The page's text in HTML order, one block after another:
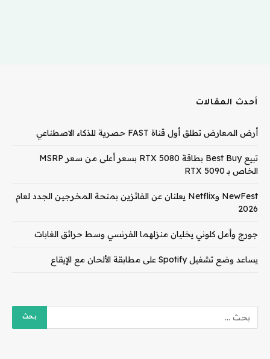
أحدث المقالات
أرض المعارض تطلق أول قناة FAST حصرية للذكاء الاصطناعي
تبيع Best Buy بطاقة RTX 5080 بسعر أعلى من سعر MSRP
الخاص بـ RTX 5090
NewFest وNetflix يعلنان عن الفائزين بمنحة المخرجين الجدد لعام
2026
جورج وأمل كلوني يخليان منزلهما الفرنسي وسط حرائق الغابات
يساعد وضع تشغيل Spotify على مطابقة الألحان مع الإيقاع